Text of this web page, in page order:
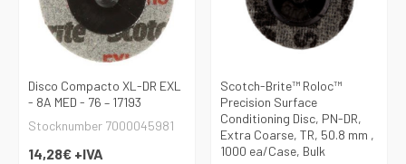
Disco Compacto XL-DR EXL
- 8A MED - 76 – 17193
Stocknumber 7000045981
14,28€ +IVA
Scotch-Brite™ Roloc™
Precision Surface
Conditioning Disc, PN-DR,
Extra Coarse, TR, 50.8 mm ,
1000 ea/Case, Bulk